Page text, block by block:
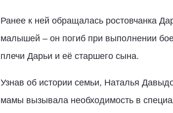
Ранее к ней обращалась ростовчанка
малышей – он погиб при выполнении
плечи Дарьи и её старшего сына.
Узнав об истории семьи, Наталья
мамы вызывала необходимость в